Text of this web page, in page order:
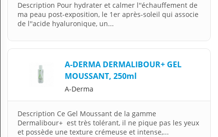
Description Pour hydrater et calmer l''échauffement de
ma peau post-exposition, le 1er après-soleil qui associe
de l''acide hyaluronique, un...
A-DERMA DERMALIBOUR+ GEL
MOUSSANT, 250ml
A-Derma
Description Ce Gel Moussant de la gamme
Dermalibour+ est très tolérant, il ne pique pas les yeux
et possède une texture crémeuse et intense,...